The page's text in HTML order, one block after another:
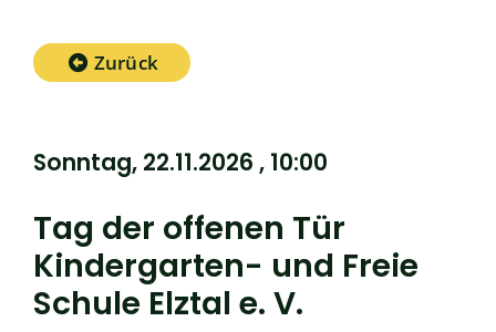
Zurück
Sonntag, 22.11.2026 , 10:00
Tag der offenen Tür
Kindergarten- und Freie
Schule Elztal e. V.